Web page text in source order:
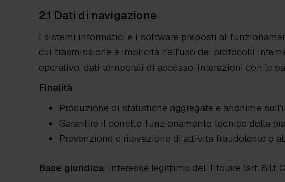
2.1 Dati di navigazione
I sistemi informatici e i software preposti al
cui trasmissione è implicita nell’uso dei protocolli
operativo, dati temporali di accesso, interazioni con le
Finalità
Produzione di statistiche aggregate e anonime
Garantire il corretto funzionamento tecnico della
Prevenzione e rilevazione di attività fraudolente o
Base giuridica: interesse legittimo del Titolare (art. 6.1.f